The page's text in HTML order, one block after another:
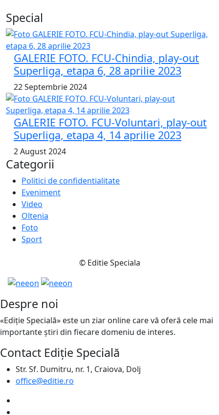
Special
GALERIE FOTO. FCU-Chindia, play-out
Superliga, etapa 6, 28 aprilie 2023
22 Septembrie 2024
GALERIE FOTO. FCU-Voluntari, play-out
Superliga, etapa 4, 14 aprilie 2023
2 August 2024
Categorii
Politici de confidentialitate
Eveniment
Video
Oltenia
Foto
Sport
© Editie Speciala
Despre noi
«Ediție Specială» este un ziar online care vă oferă cele mai
importante știri din fiecare domeniu de interes.
Contact Ediție Specială
Str. Sf. Dumitru, nr. 1, Craiova, Dolj
office@editie.ro